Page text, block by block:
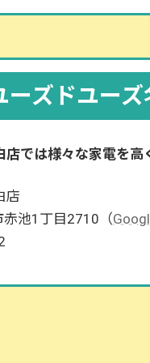
ーズドユー
店では様々な家電を
店
池1丁目2710（